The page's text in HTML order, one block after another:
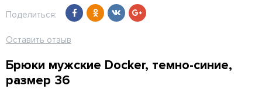
Поделиться:
Оставить отзыв
Брюки мужские Docker, темно-синие,
размер 36